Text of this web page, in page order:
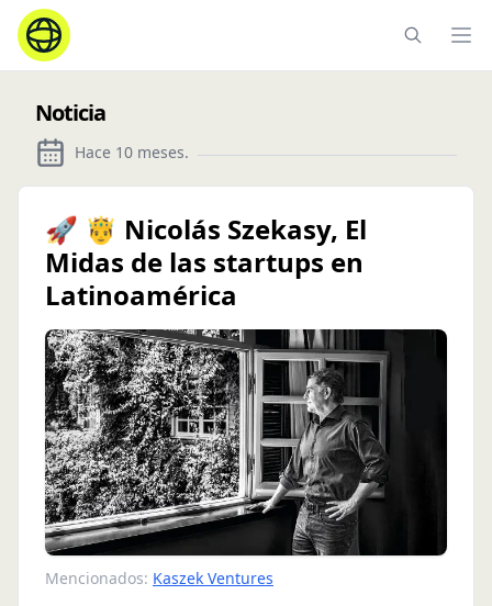
Noticia
Hace 10 meses.
🚀 🤴 Nicolás Szekasy, El
Midas de las startups en
Latinoamérica
Mencionados: Kaszek Ventures